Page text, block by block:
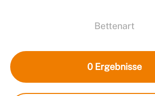
Bettenart
0 Ergebnisse